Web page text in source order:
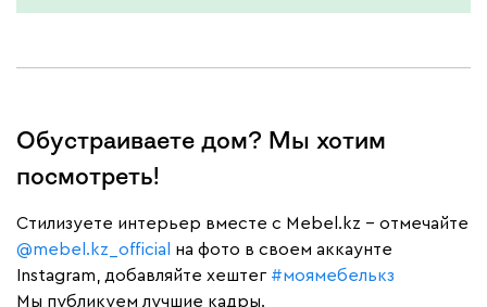
Обустраиваете дом? Мы хотим
посмотреть!
Cтилизуете интерьер вместе с Mebel.kz – отмечайте
@mebel.kz_official
на фото в своем аккаунте
Instagram, добавляйте хештег #моямебелькз
Мы публикуем лучшие кадры.